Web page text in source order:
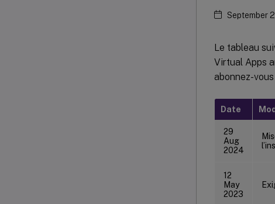
September
Le tableau
Virtual Apps
abonnez-
Date
29
Aug
2024
12
May
2023